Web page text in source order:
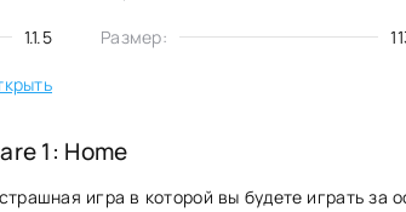
1.1.5 Размер:
1: Home
игра в которой вы будете играть за